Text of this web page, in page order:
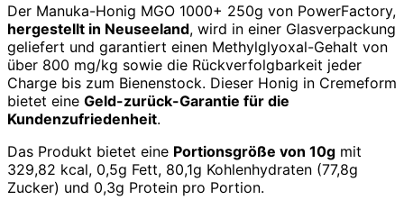
Der Manuka-Honig MGO 1000+ 250g von PowerFactory,
hergestellt in Neuseeland, wird in einer Glasverpackung
geliefert und garantiert einen Methylglyoxal-Gehalt von
über 800 mg/kg sowie die Rückverfolgbarkeit jeder
Charge bis zum Bienenstock. Dieser Honig in Cremeform
bietet eine Geld-zurück-Garantie für die
Kundenzufriedenheit.
Das Produkt bietet eine Portionsgröße von 10g mit
329,82 kcal, 0,5g Fett, 80,1g Kohlenhydraten (77,8g
Zucker) und 0,3g Protein pro Portion.